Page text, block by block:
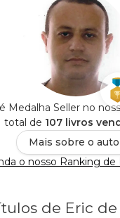
Medalha Seller no
total de 107 livros
Mais sobre o
o nosso Ranking de
de Eric de